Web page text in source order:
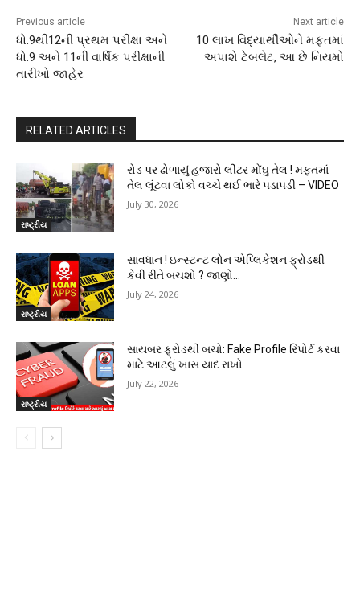
Previous article
ધો.9થી12ની પ્રથમ પરીક્ષા અને
ધો.9 અને 11ની વાર્ષિક પરીક્ષાની
તારીખો જાહેર
Next article
10 લાખ વિદ્યાર્થીઓને મફતમાં
અપાશે ટેબલેટ, આ છે નિયમો
RELATED ARTICLES
રાષ્ટ્રીય
રોડ પર ઢોળાયું હજારો લીટર મોંઘુ તેલ ! મફતમાં
તેલ લૂંટવા લોકો વચ્ચે થઈ ભારે પડાપડી – VIDEO
July 30, 2026
રાષ્ટ્રીય
સાવધાન ! ઇન્સ્ટન્ટ લોન એપ્લિકેશન ફ્રોડથી
કેવી રીતે બચશો ? જાણો…
July 24, 2026
રાષ્ટ્રીય
સાયબર ફ્રોડથી બચો: Fake Profile રિપોર્ટ કરવા
માટે આટલું ખાસ યાદ રાખો
July 22, 2026